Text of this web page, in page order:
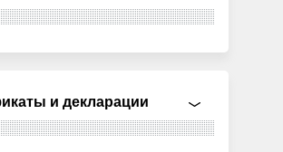
и декларации